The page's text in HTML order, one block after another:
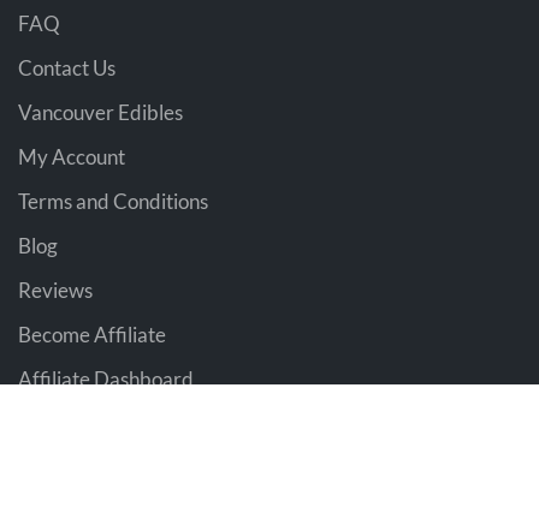
FAQ
Contact Us
Vancouver Edibles
My Account
Terms and Conditions
Blog
Reviews
Become Affiliate
Affiliate Dashboard